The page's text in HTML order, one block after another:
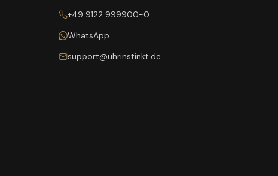
+49 9122 999900-0
WhatsApp
support@uhrinstinkt.de